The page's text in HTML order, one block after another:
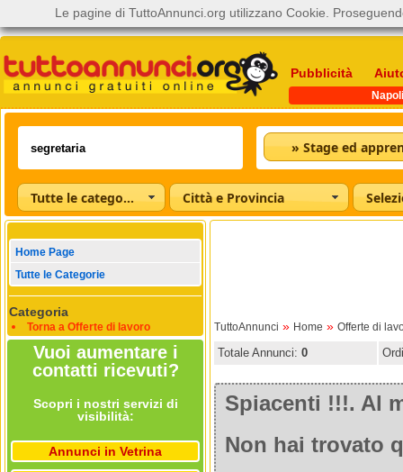
Pubblicità
Napoli
Tutte le categorie Città e Provincia
Home Page
Tutte le Categorie
Categoria
Torna a Offerte di lavoro
Vuoi aumentare i
contatti ricevuti?
Scopri i nostri servizi di
visibilità:
Annunci in Vetrina
TuttoAnnunci » Home » Offerte di
Totale Annunci: 0
Spiacenti !!!. Al
Non hai trovato
Le pagine di TuttoAnnunci.org utilizzano Cookie.